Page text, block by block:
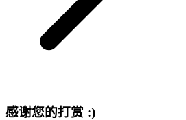
感谢您的打赏 :)